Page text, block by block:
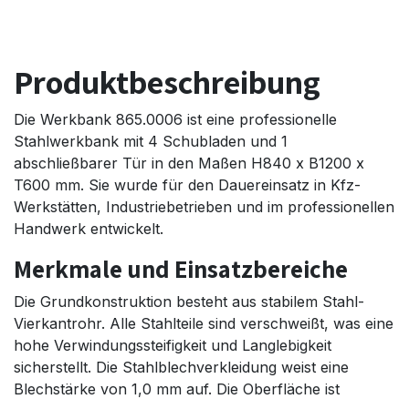
Produktbeschreibung
Die Werkbank 865.0006 ist eine professionelle
Stahlwerkbank mit 4 Schubladen und 1
abschließbarer Tür in den Maßen H840 x B1200 x
T600 mm. Sie wurde für den Dauereinsatz in Kfz-
Werkstätten, Industriebetrieben und im professionellen
Handwerk entwickelt.
Merkmale und Einsatzbereiche
Die Grundkonstruktion besteht aus stabilem Stahl-
Vierkantrohr. Alle Stahlteile sind verschweißt, was eine
hohe Verwindungssteifigkeit und Langlebigkeit
sicherstellt. Die Stahlblechverkleidung weist eine
Blechstärke von 1,0 mm auf. Die Oberfläche ist